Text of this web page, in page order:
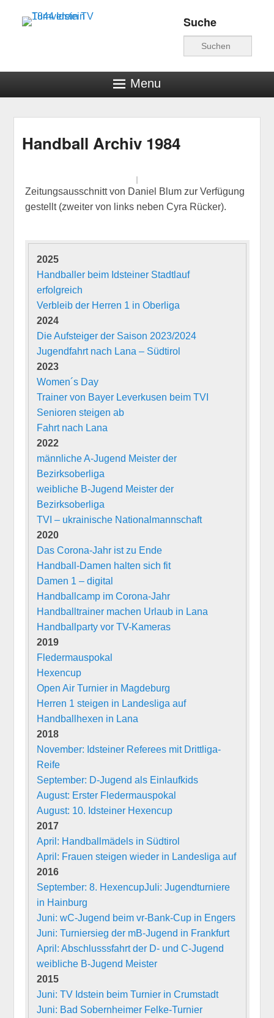
Turnverein TV 1844
Suche
Menu
Handball Archiv 1984
Zeitungsausschnitt von Daniel Blum zur Verfügung
gestellt (zweiter von links neben Cyra Rücker).
2025
Handballer beim Idsteiner Stadtlauf
erfolgreich
Verbleib der Herren 1 in Oberliga
2024
Die Aufsteiger der Saison 2023/2024
Jugendfahrt nach Lana – Südtirol
2023
Women´s Day
Trainer von Bayer Leverkusen beim TVI
Senioren steigen ab
Fahrt nach Lana
2022
männliche A-Jugend Meister der
Bezirksoberliga
weibliche B-Jugend Meister der
Bezirksoberliga
TVI – ukrainische Nationalmannschaft
2020
Das Corona-Jahr ist zu Ende
Handball-Damen halten sich fit
Damen 1 – digital
Handballcamp im Corona-Jahr
Handballtrainer machen Urlaub in Lana
Handballparty vor TV-Kameras
2019
Fledermauspokal
Hexencup
Open Air Turnier in Magdeburg
Herren 1 steigen in Landesliga auf
Handballhexen in Lana
2018
November: Idsteiner Referees mit Drittliga-
Reife
September: D-Jugend als Einlaufkids
August: Erster Fledermauspokal
August: 10. Idsteiner Hexencup
2017
April: Handballmädels in Südtirol
April: Frauen steigen wieder in Landesliga auf
2016
September: 8. HexencupJuli: Jugendturniere
in Hainburg
Juni: wC-Jugend beim vr-Bank-Cup in Engers
Juni: Turniersieg der mB-Jugend in Frankfurt
April: Abschlusssfahrt der D- und C-Jugend
weibliche B-Jugend Meister
2015
Juni: TV Idstein beim Turnier in Crumstadt
Juni: Bad Sobernheimer Felke-Turnier